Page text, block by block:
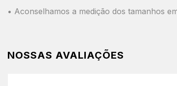
• Aconselhamos a medição dos tamanhos
NOSSAS AVALIAÇÕES